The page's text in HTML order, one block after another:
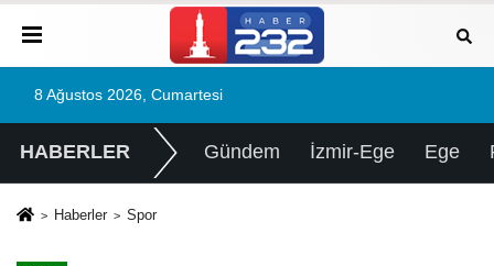
8 Ağustos 2026, Cumartesi
HABERLER Gündem İzmir-Ege Ege
Haberler Spor